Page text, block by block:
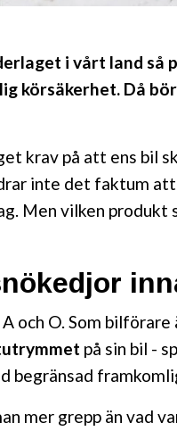
i vårt land
körsäkerhet. Då
krav på att ens bil
inte det faktum
Men vilken produkt
och O. Som
på sin bil -
begränsad
mer grepp än vad